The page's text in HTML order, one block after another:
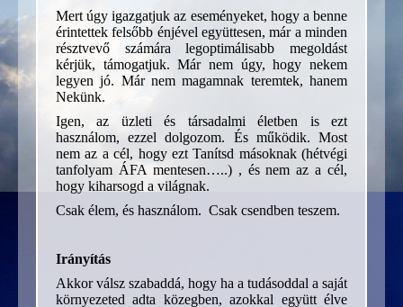
Mert úgy igazgatjuk az eseményeket, hogy a benne
érintettek felsőbb énjével együttesen, már a minden
résztvevő számára legoptimálisabb megoldást
kérjük, támogatjuk. Már nem úgy, hogy nekem
legyen jó. Már nem magamnak teremtek, hanem
Nekünk.
Igen, az üzleti és társadalmi életben is ezt
használom, ezzel dolgozom. És működik. Most
nem az a cél, hogy ezt Tanítsd másoknak (hétvégi
tanfolyam ÁFA mentesen…..) , és nem az a cél,
hogy kiharsogd a világnak.
Csak élem, és használom. Csak csendben teszem.
Irányítás
Akkor válsz szabaddá, hogy ha a tudásoddal a saját
környezeted adta közegben, azokkal együtt élve